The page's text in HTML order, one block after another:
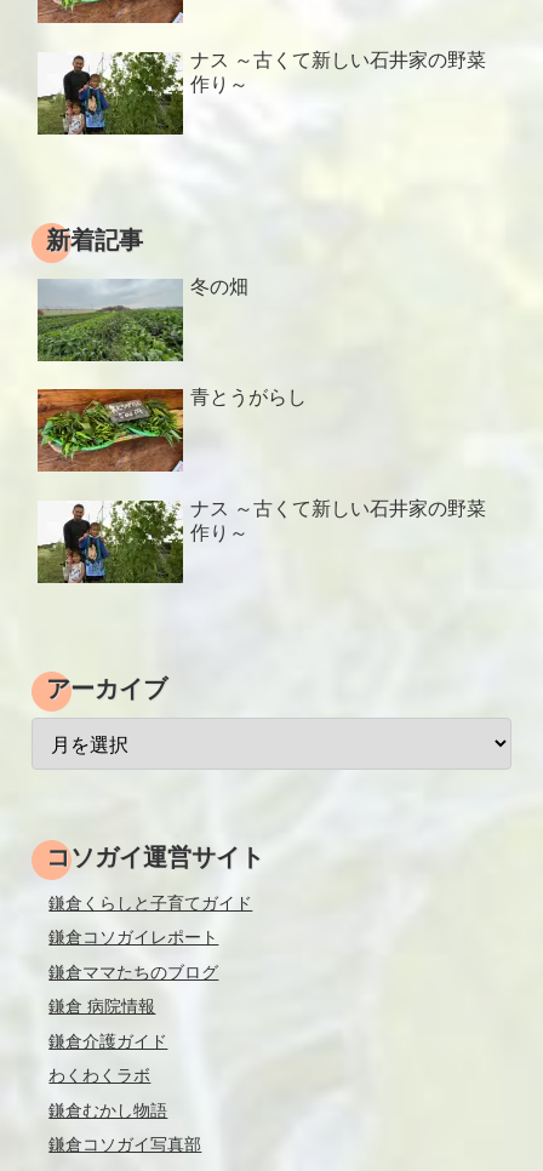
ナス ～古くて新しい石井家の野菜
作り～
新着記事
冬の畑
青とうがらし
ナス ～古くて新しい石井家の野菜
作り～
アーカイブ
コソガイ運営サイト
鎌倉くらしと子育てガイド
鎌倉コソガイレポート
鎌倉ママたちのブログ
鎌倉 病院情報
鎌倉介護ガイド
わくわくラボ
鎌倉むかし物語
鎌倉コソガイ写真部